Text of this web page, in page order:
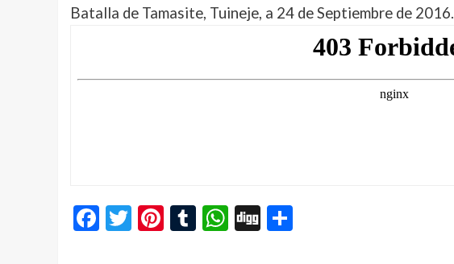
Batalla de Tamasite, Tuineje, a 24 de Septiembre de 2016.
Facebook
Twitter
Pinterest
Tumblr
WhatsApp
Digg